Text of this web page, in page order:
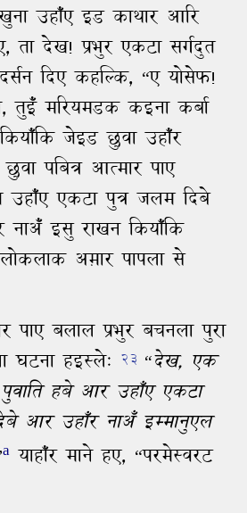
उहाँए इड काथार आरि
ता देख! प्रभुर एकटा सर्गदुत
दिए कहल्‍कि, “ए योसेफ!
तुइँ मरियमडक कइना कर्बा
जेइड छुवा उहाँर
पबित्र आत्‍मार पाए
एकटा पुत्र जलम दिबे
नाअँ इसु राखन कियाँकि
अम़ार पापला से
पाए बलाल प्रभुर बचनला पुरा
घटना हइस्‍ले: २३ “देख, एक
हबे आर उहाँए एकटा
आर उहाँर नाअँ इम्‍मानुएल
a याहाँर माने हए, “परमेस्‍वरट